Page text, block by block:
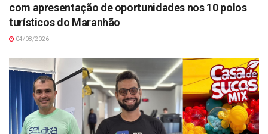
com apresentação de oportunidades nos 10 polos
turísticos do Maranhão
04/08/2026